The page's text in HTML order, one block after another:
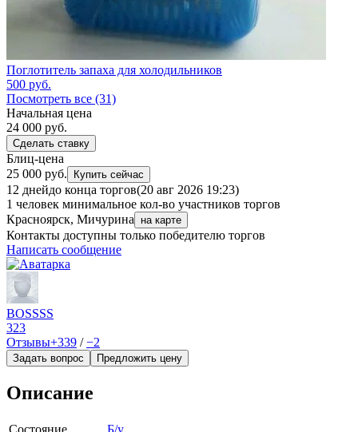
Поглотитель запаха для холодильников
500 руб.
Посмотреть все (31)
Начальная цена
24 000 руб.
Сделать ставку
Блиц-цена
25 000 руб.
Купить сейчас
12 днейдо конца торгов(20 авг 2026 19:23)
1 человек минимальное кол-во участников торгов
Красноярск, Мичурина
на карте
Контакты доступны только победителю торгов
Написать сообщение
BOSSSS
323
Отзывы+339 /−2
Задать вопрос Предложить цену
Описание